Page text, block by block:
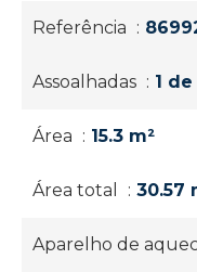
Referência
Assoalhadas 1
Área 15.3 m²
Área total 30.57
Aparelho de